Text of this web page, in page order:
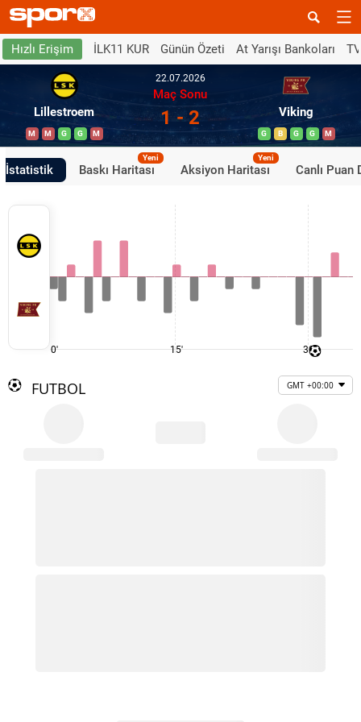
Hızlı Erişim İLK11 KUR Günün Özeti At Yarışı Bankoları
Lillestroem
M M G G M
22.07.2026
Maç Sonu
1 - 2 Viking
G B G G M
İstatistik Baskı Haritası
Yeni
Aksiyon Haritası
Yeni
Canlı Puan
0' 15' 30'
FUTBOL GMT +00:00